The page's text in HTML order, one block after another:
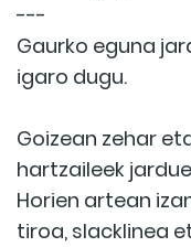
---
Gaurko eguna
igaro dugu.
Goizean zehar
hartzaileek
Horien artean
tiroa, slacklinea